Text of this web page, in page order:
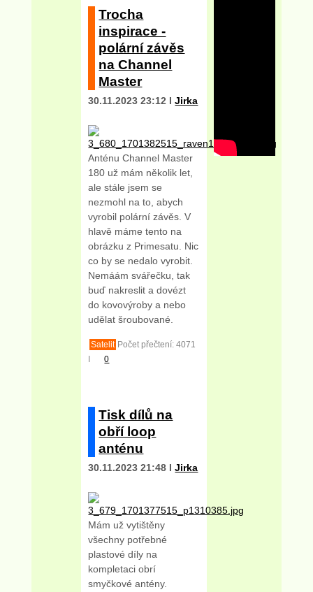
Trocha
inspirace -
polární závěs
na Channel
Master
30.11.2023 23:12 IJirka
Anténu Channel Master
180 už mám několik let,
ale stále jsem se
nezmohl na to, abych
vyrobil polární závěs. V
hlavě máme tento na
obrázku z Primesatu. Nic
co by se nedalo vyrobit.
Nemáám svářečku, tak
buď nakreslit a dovézt
do kovovýroby a nebo
udělat šroubované.
Satelit Počet přečtení: 4071
0
Tisk dílů na
obří loop
anténu
30.11.2023 21:48 IJirka
Mám už vytištěny
všechny potřebné
plastové díly na
kompletaci obrí
smyčkové antény.